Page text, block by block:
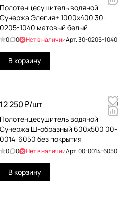
Полотенцесушитель водяной
Сунержа Элегия+ 1000х400 30-
0205-1040 матовый белый
0 0 Нет в наличииАрт.30-0205-1040
В корзину
12 250 ₽/шт
Полотенцесушитель водяной
Сунержа Ш-образный 600х500 00-
0014-6050 без покрытия
0 0 Нет в наличииАрт.00-0014-6050
В корзину